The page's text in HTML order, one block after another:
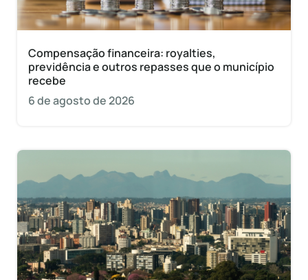
Compensação financeira: royalties,
previdência e outros repasses que o município
recebe
6 de agosto de 2026